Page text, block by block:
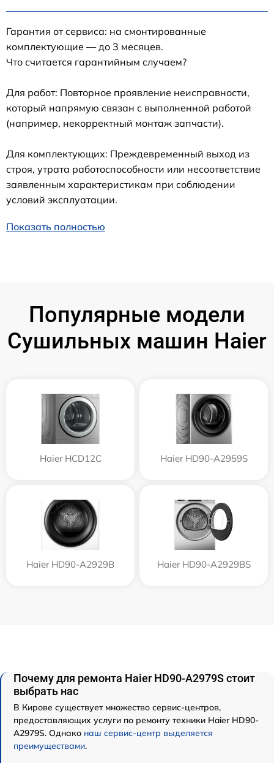
Гарантия от сервиса: на смонтированные
комплектующие — до 3 месяцев.
Что считается гарантийным случаем?
Для работ: Повторное проявление неисправности,
который напрямую связан с выполненной работой
(например, некорректный монтаж запчасти).
Для комплектующих: Преждевременный выход из
строя, утрата работоспособности или несоответствие
заявленным характеристикам при соблюдении
условий эксплуатации.
Показать полностью
Популярные модели
Сушильных машин Haier
Haier HCD12C Haier HD90-A2959S
Haier HD90-A2929B Haier HD90-A2929BS
Почему для ремонта Haier HD90-A2979S стоит
выбрать нас
В Кирове существует множество сервис-центров,
предоставляющих услуги по ремонту техники Haier HD90-
A2979S. Однако наш сервис-центр выделяется
преимуществами.